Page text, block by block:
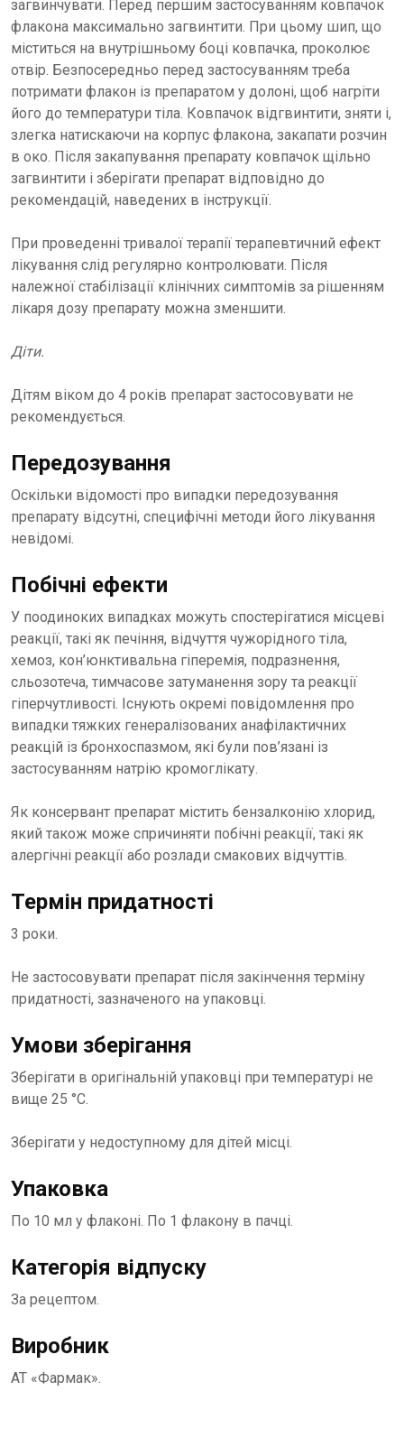
загвинчувати. Перед першим застосуванням ковпачок
флакона максимально загвинтити. При цьому шип, що
міститься на внутрішньому боці ковпачка, проколює
отвір. Безпосередньо перед застосуванням треба
потримати флакон із препаратом у долоні, щоб нагріти
його до температури тіла. Ковпачок відгвинтити, зняти і,
злегка натискаючи на корпус флакона, закапати розчин
в око. Після закапування препарату ковпачок щільно
загвинтити і зберігати препарат відповідно до
рекомендацій, наведених в інструкції.
При проведенні тривалої терапії терапевтичний ефект
лікування слід регулярно контролювати. Після
належної стабілізації клінічних симптомів за рішенням
лікаря дозу препарату можна зменшити.
Діти.
Дітям віком до 4 років препарат застосовувати не
рекомендується.
Передозування
Оскільки відомості про випадки передозування
препарату відсутні, специфічні методи його лікування
невідомі.
Побічні ефекти
У поодиноких випадках можуть спостерігатися місцеві
реакції, такі як печіння, відчуття чужорідного тіла,
хемоз, кон’юнктивальна гіперемія, подразнення,
сльозотеча, тимчасове затуманення зору та реакції
гіперчутливості. Існують окремі повідомлення про
випадки тяжких генералізованих анафілактичних
реакцій із бронхоспазмом, які були пов’язані із
застосуванням натрію кромоглікату.
Як консервант препарат містить бензалконію хлорид,
який також може спричиняти побічні реакції, такі як
алергічні реакції або розлади смакових відчуттів.
Термін придатності
3 роки.
Не застосовувати препарат після закінчення терміну
придатності, зазначеного на упаковці.
Умови зберігання
Зберігати в оригінальній упаковці при температурі не
вище 25 °С.
Зберігати у недоступному для дітей місці.
Упаковка
По 10 мл у флаконі. По 1 флакону в пачці.
Категорія відпуску
За рецептом.
Виробник
АТ «Фармак».